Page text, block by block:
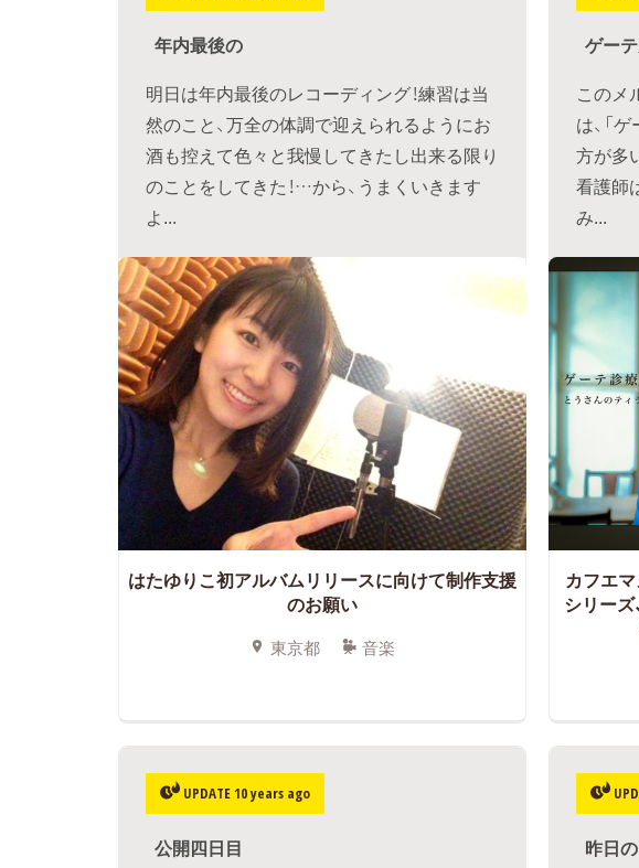
年内最後の
明日は年内最後のレコーディング！練習は当
然のこと、万全の体調で迎えられるようにお
酒も控えて色々と我慢してきたし出来る限り
のことをしてきた！…から、うまくいきます
よ...
はたゆりこ初アルバムリリースに向けて制作支援
のお願い
東京都 音楽
ゲー
このメ
は、「
方が多
看護師
み...
カフエ
シリーズ
UPDATE 10 years ago
公開四日目
昨日